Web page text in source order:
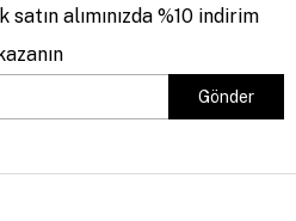
alımınızda %10 indirim
kazanın
Gönder